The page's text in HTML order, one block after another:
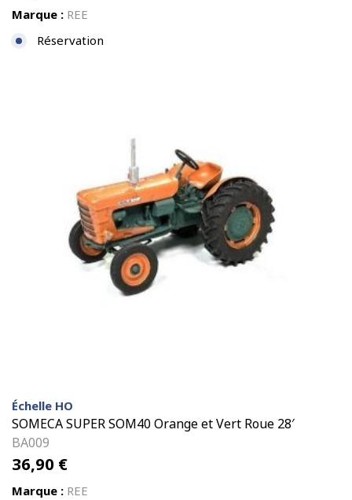
Marque : REE
Réservation
Échelle HO
SOMECA SUPER SOM40 Orange et Vert Roue 28′
BA009
36,90 €
Marque : REE